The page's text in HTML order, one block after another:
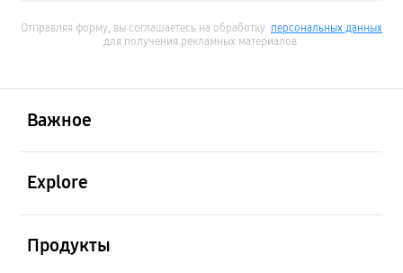
Отправляя форму, вы соглашаетесь на обработку персональных данных
для получения рекламных материалов
Важное
Explore
Продукты